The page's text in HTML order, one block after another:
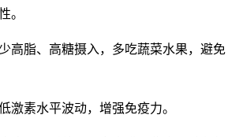
。
脂、高糖摄入，多吃蔬菜水果，避免
素水平波动，增强免疫力。